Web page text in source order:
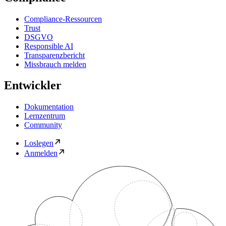
Compliance-Ressourcen
Trust
DSGVO
Responsible AI
Transparenzbericht
Missbrauch melden
Entwickler
Dokumentation
Lernzentrum
Community
Loslegen
Anmelden